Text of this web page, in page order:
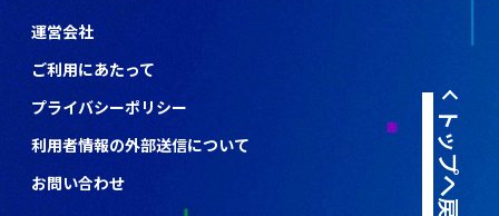
トップへ戻る
運営会社
ご利用にあたって
プライバシーポリシー
利用者情報の外部送信について
お問い合わせ